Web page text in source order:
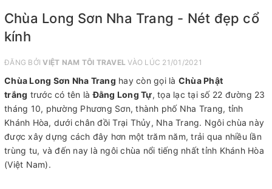
Chùa Long Sơn Nha Trang - Nét đẹp cổ
kính
ĐĂNG BỞIVIỆT NAM TÔI TRAVEL VÀO LÚC 21/01/2021
Chùa Long Sơn Nha Trang hay còn gọi là Chùa Phật
trắng trước có tên làĐằng Long Tự, tọa lạc tại số 22 đường 23
tháng 10, phường Phương Sơn, thành phố Nha Trang, tỉnh
Khánh Hòa, dưới chân đồi Trại Thủy, Nha Trang. Ngôi chùa này
được xây dựng cách đây hơn một trăm năm, trải qua nhiều lần
trùng tu, và đến nay là ngôi chùa nổi tiếng nhất tỉnh Khánh Hòa
(Việt Nam).